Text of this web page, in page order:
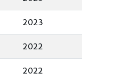
2023
2022
2022